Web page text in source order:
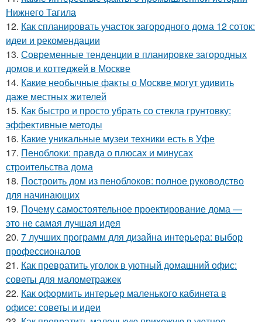
Нижнего Тагила
12. Как спланировать участок загородного дома 12 соток:
идеи и рекомендации
13. Современные тенденции в планировке загородных
домов и коттеджей в Москве
14. Какие необычные факты о Москве могут удивить
даже местных жителей
15. Как быстро и просто убрать со стекла грунтовку:
эффективные методы
16. Какие уникальные музеи техники есть в Уфе
17. Пеноблоки: правда о плюсах и минусах
строительства дома
18. Построить дом из пеноблоков: полное руководство
для начинающих
19. Почему самостоятельное проектирование дома —
это не самая лучшая идея
20. 7 лучших программ для дизайна интерьера: выбор
профессионалов
21. Как превратить уголок в уютный домашний офис:
советы для малометражек
22. Как оформить интерьер маленького кабинета в
офисе: советы и идеи